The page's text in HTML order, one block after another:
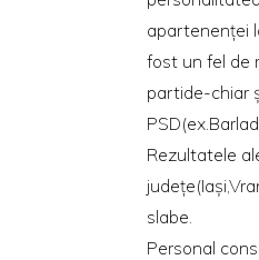
apartenenței
fost un fel de
partide-chiar
Rezultatele
slabe.
Personal